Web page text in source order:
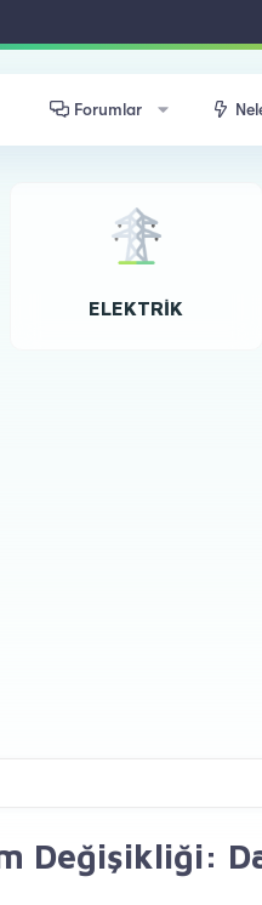
Forumlar
ELEKTRIK
Değişikliği: